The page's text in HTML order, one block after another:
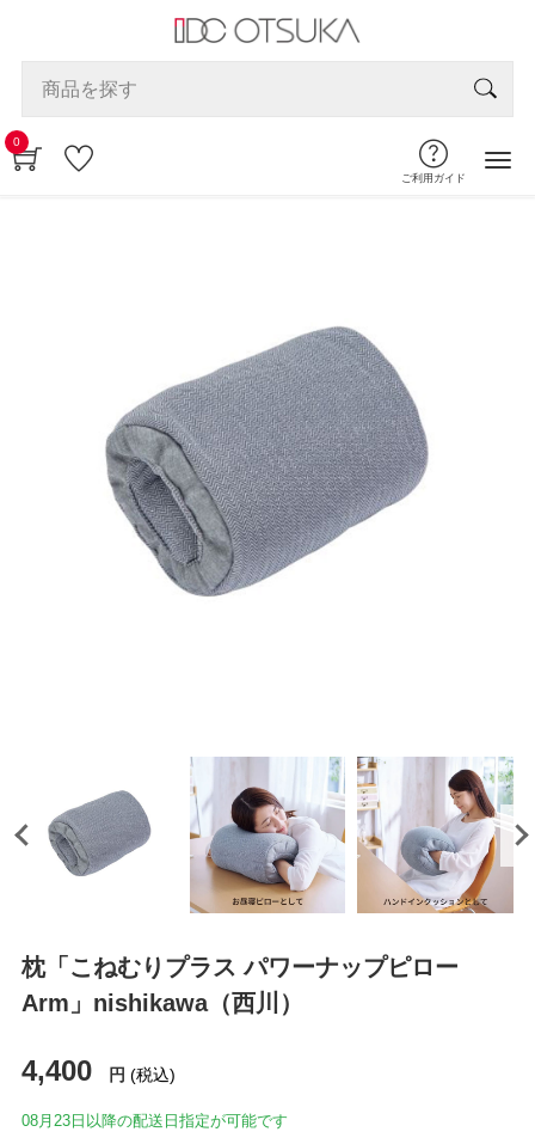
0
ご利用ガイド
枕「こねむりプラス パワーナップピロー
Arm」nishikawa（西川）
4,400 円 (税込)
08月23日 以降の配送日指定が可能です